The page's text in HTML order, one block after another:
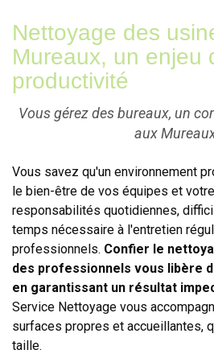
Nettoyage des
Mureaux, un enjeu
productivité
Vous gérez des bureaux, un
aux
Vous savez qu'un environnement
le bien-être de vos équipes et
responsabilités quotidiennes,
temps nécessaire à l'entretien
professionnels. Confier le
des professionnels vous libère
en garantissant un résultat
Service Nettoyage vous
surfaces propres et accueillantes,
taille.